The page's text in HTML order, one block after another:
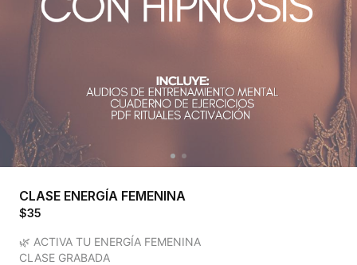
CLASE ENERGÍA FEMENINA
$35
🌿 ACTIVA TU ENERGÍA FEMENINA
CLASE GRABADA